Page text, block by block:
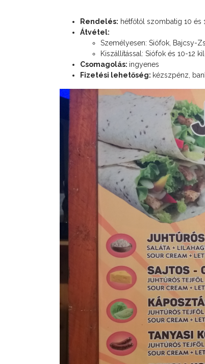
Rendelés: hétfőtől szombatig 10 és
Átvétel:
Személyesen: Siófok, Bajcsy-
Kiszállítással: Siófok és 10-12
Csomagolás: ingyenes
Fizetési lehetőség: kézszpénz,